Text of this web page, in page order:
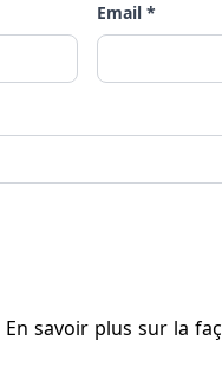
Email *
En savoir plus sur la